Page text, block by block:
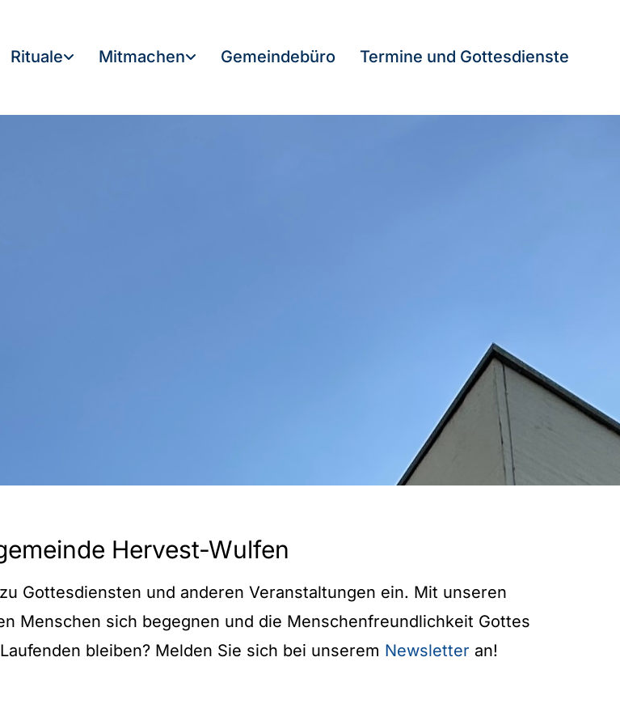
Rituale Mitmachen Gemeindebüro Termine und Gottesdienste
Hervest-Wulfen
Gottesdiensten und anderen Veranstaltungen ein. Mit unseren
Menschen sich begegnen und die Menschenfreundlichkeit Gottes
bleiben? Melden Sie sich bei unserem Newsletter an!